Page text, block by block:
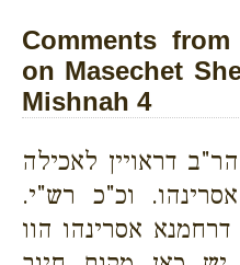
Comments
on Masechet
Mishnah 4
דראויין לאכילה
וכ"כ רש"י.
דרחמנא אסרינהו הוו